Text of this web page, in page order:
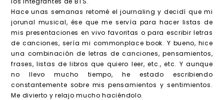
Hace unas semanas retomé el journaling y decidí que mi
jorunal musical, ése que me servía para hacer listas de
mis presentaciones en vivo favoritas o para escribir letras
de canciones, sería mi commonplace book. Y bueno, hice
una combinación de letras de canciones, pensamientos,
frases, listas de libros que quiero leer, etc., etc. Y aunque
no llevo mucho tiempo, he estado escribiendo
constantemente sobre mis pensamientos y sentimientos.
Me divierto y relajo mucho haciéndolo.